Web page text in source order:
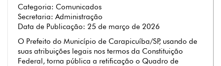
Categoria: Comunicados
Secretaria: Administração
Data de Publicação: 25 de março de 2026
O Prefeito do Município de Carapicuíba/SP, usando de
suas atribuições legais nos termos da Constituição
Federal, torna pública a retificação o Quadro de